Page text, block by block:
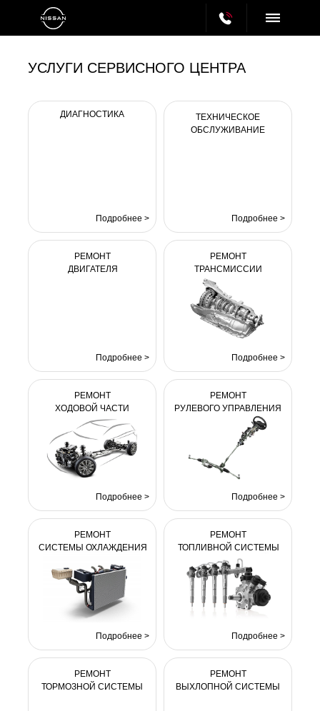
УСЛУГИ СЕРВИСНОГО ЦЕНТРА
Подробнее >
ТЕХНИЧЕСКОЕ
ОБСЛУЖИВАНИЕ
Подробнее >
РЕМОНТ
ТРАНСМИССИИ
Подробнее >
РЕМОНТ
ДВИГАТЕЛЯ
Подробнее >
ДИАГНОСТИКА
Подробнее >
РЕМОНТ
РУЛЕВОГО УПРАВЛЕНИЯ
Подробнее >
РЕМОНТ
СИСТЕМЫ ОХЛАЖДЕНИЯ
Подробнее >
РЕМОНТ
ТОПЛИВНОЙ СИСТЕМЫ
Подробнее >
РЕМОНТ
ХОДОВОЙ ЧАСТИ
РЕМОНТ
ВЫХЛОПНОЙ СИСТЕМЫ
РЕМОНТ
ТОРМОЗНОЙ СИСТЕМЫ